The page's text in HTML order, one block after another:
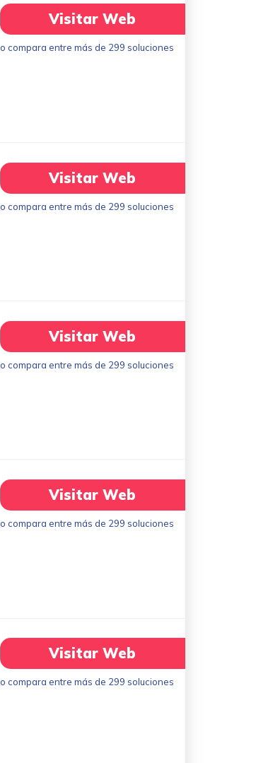
Visitar Web
o compara entre más de 299 soluciones
Visitar Web
o compara entre más de 299 soluciones
Visitar Web
o compara entre más de 299 soluciones
Visitar Web
o compara entre más de 299 soluciones
Visitar Web
o compara entre más de 299 soluciones